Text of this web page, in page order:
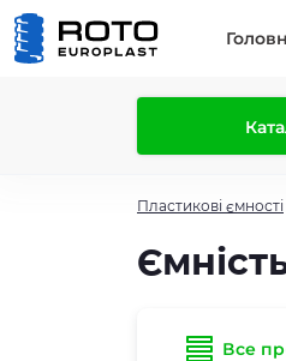
Пластикові ємності
Все